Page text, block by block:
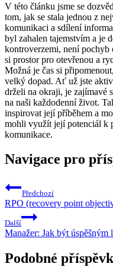
V této článku jsme se
tom, jak se stala jednou z
komunikaci a sdílení
byl zahalen tajemstvím a je
kontroverzemi, není pochyb
si prostor pro otevřenou a
Možná je čas si
velký dopad. Ať už jste
drželi na okraji, je zajímavé
na naši každodenní život.
inspirovat její příběhem a
mohli využít její potenciál k
komunikace.
Navigace pro
Předchozí
RPO (recovery point
Další
Manažer: Jak být úspěšným
Podobné